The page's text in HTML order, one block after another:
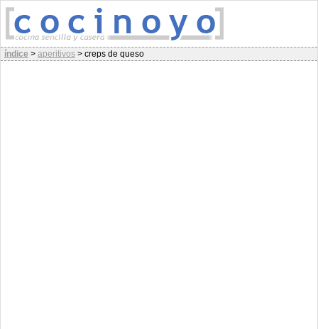
índice > aperitivos > creps de queso